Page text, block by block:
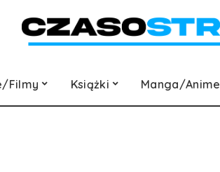
Filmy Książki Manga/Anime